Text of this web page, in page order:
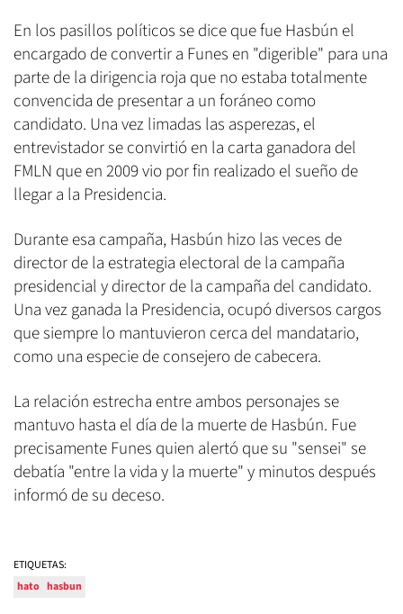
En los pasillos políticos se dice que fue Hasbún el
encargado de convertir a Funes en "digerible" para una
parte de la dirigencia roja que no estaba totalmente
convencida de presentar a un foráneo como
candidato. Una vez limadas las asperezas, el
entrevistador se convirtió en la carta ganadora del
FMLN que en 2009 vio por fin realizado el sueño de
llegar a la Presidencia.
Durante esa campaña, Hasbún hizo las veces de
director de la estrategia electoral de la campaña
presidencial y director de la campaña del candidato.
Una vez ganada la Presidencia, ocupó diversos cargos
que siempre lo mantuvieron cerca del mandatario,
como una especie de consejero de cabecera.
La relación estrecha entre ambos personajes se
mantuvo hasta el día de la muerte de Hasbún. Fue
precisamente Funes quien alertó que su "sensei" se
debatía "entre la vida y la muerte" y minutos después
informó de su deceso.
ETIQUETAS:
hato hasbun